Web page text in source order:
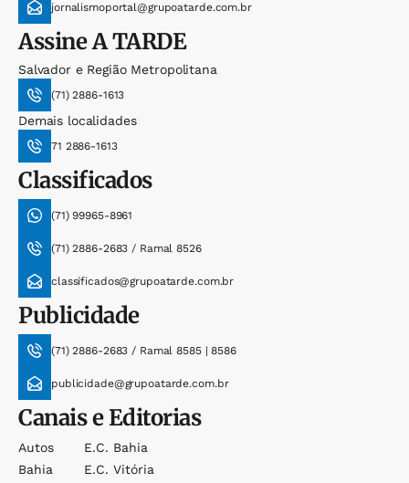
jornalismoportal@grupoatarde.com.br
AssineA TARDE
Salvador e Região Metropolitana
(71) 2886-1613
Demais localidades
71 2886-1613
Classificados
(71) 99965-8961
(71) 2886-2683 / Ramal 8526
classificados@grupoatarde.com.br
Publicidade
(71) 2886-2683 / Ramal 8585 | 8586
publicidade@grupoatarde.com.br
Canais e Editorias
Autos
Bahia
E.c. Bahia
E.c. Vitória